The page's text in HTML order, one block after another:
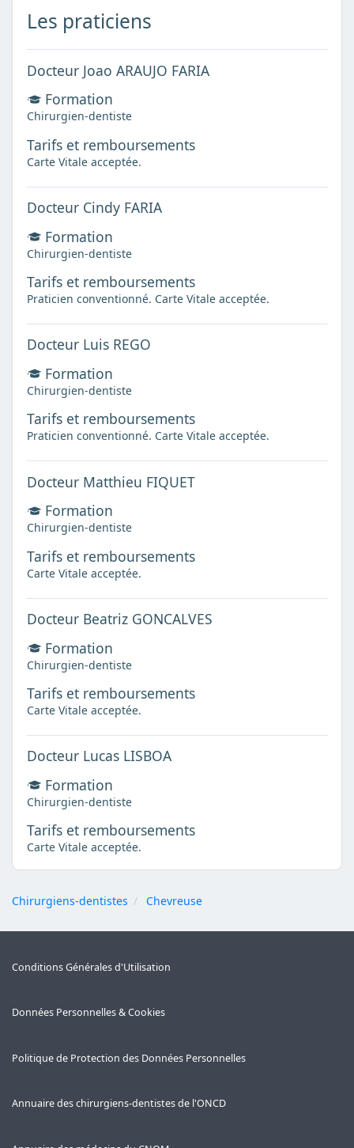
Les praticiens
Docteur Joao ARAUJO FARIA
Formation
Chirurgien-dentiste
Tarifs et remboursements
Carte Vitale acceptée.
Docteur Cindy FARIA
Formation
Chirurgien-dentiste
Tarifs et remboursements
Praticien conventionné. Carte Vitale acceptée.
Docteur Luis REGO
Formation
Chirurgien-dentiste
Tarifs et remboursements
Praticien conventionné. Carte Vitale acceptée.
Docteur Matthieu FIQUET
Formation
Chirurgien-dentiste
Tarifs et remboursements
Carte Vitale acceptée.
Docteur Beatriz GONCALVES
Formation
Chirurgien-dentiste
Tarifs et remboursements
Carte Vitale acceptée.
Docteur Lucas LISBOA
Formation
Chirurgien-dentiste
Tarifs et remboursements
Carte Vitale acceptée.
Chirurgiens-dentistes Chevreuse
Conditions Générales d'Utilisation
Données Personnelles & Cookies
Politique de Protection des Données Personnelles
Annuaire des chirurgiens-dentistes de l'ONCD